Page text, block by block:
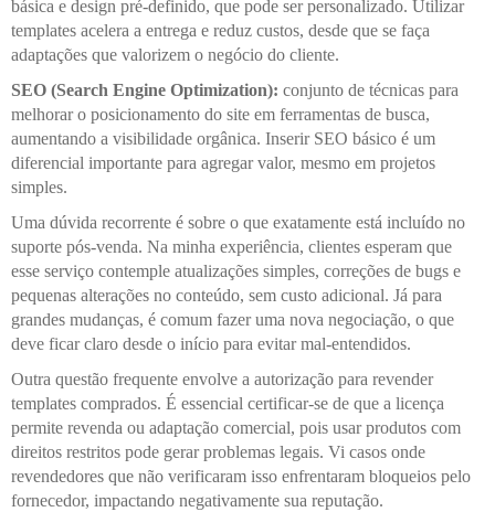
básica e design pré-definido, que pode ser personalizado. Utilizar
templates acelera a entrega e reduz custos, desde que se faça
adaptações que valorizem o negócio do cliente.
SEO (Search Engine Optimization): conjunto de técnicas para
melhorar o posicionamento do site em ferramentas de busca,
aumentando a visibilidade orgânica. Inserir SEO básico é um
diferencial importante para agregar valor, mesmo em projetos
simples.
Uma dúvida recorrente é sobre o que exatamente está incluído no
suporte pós-venda. Na minha experiência, clientes esperam que
esse serviço contemple atualizações simples, correções de bugs e
pequenas alterações no conteúdo, sem custo adicional. Já para
grandes mudanças, é comum fazer uma nova negociação, o que
deve ficar claro desde o início para evitar mal-entendidos.
Outra questão frequente envolve a autorização para revender
templates comprados. É essencial certificar-se de que a licença
permite revenda ou adaptação comercial, pois usar produtos com
direitos restritos pode gerar problemas legais. Vi casos onde
revendedores que não verificaram isso enfrentaram bloqueios pelo
fornecedor, impactando negativamente sua reputação.